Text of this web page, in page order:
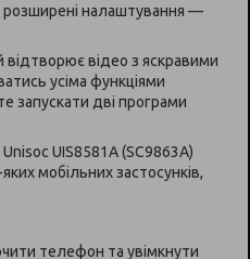
розширені налаштування —
відео з яскравими
усіма функціями
запускати дві програми
UIS8581A (SC9863A)
мобільних застосунків,
телефон та увімкнути